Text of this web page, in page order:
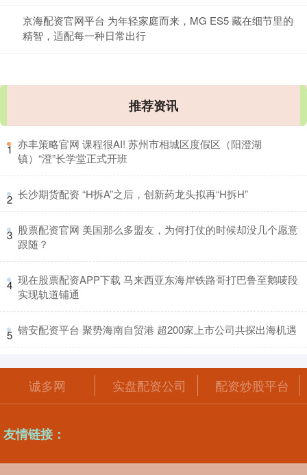
京海配资官网平台 为年轻家庭而来，MG ES5 藏在细节里的
精智，适配每一种日常出行
推荐资讯
1 ​亦丰策略官网 课程很AI! 苏州市相城区度假区（阳澄湖
镇）“澄”长学堂正式开班
2 ​长沙期货配资 “H拆A”之后，创新药龙头拟再“H拆H”
3 ​股票配资官网 美国那么多盟友，为何打仗的时候却没几个愿意
跟随？
4 ​现在股票配资APP下载 马来西亚东海岸铁路哥打巴鲁至鹅唛段
实现轨道铺通
5 ​锴安配资平台 聚势海南自贸港 超200家上市公司共探出海机遇
诚多网 实盘配资公司 配资炒股平台
友情链接：